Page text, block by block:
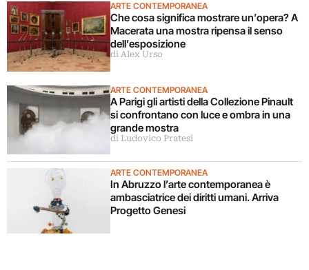
ARTE CONTEMPORANEA
Che cosa significa mostrare un’opera? A
Macerata una mostra ripensa il senso
dell’esposizione
di Alex Urso
ARTE CONTEMPORANEA
A Parigi gli artisti della Collezione Pinault
si confrontano con luce e ombra in una
grande mostra
di Ludovico Pratesi
ARTE CONTEMPORANEA
In Abruzzo l’arte contemporanea è
ambasciatrice dei diritti umani. Arriva
Progetto Genesi